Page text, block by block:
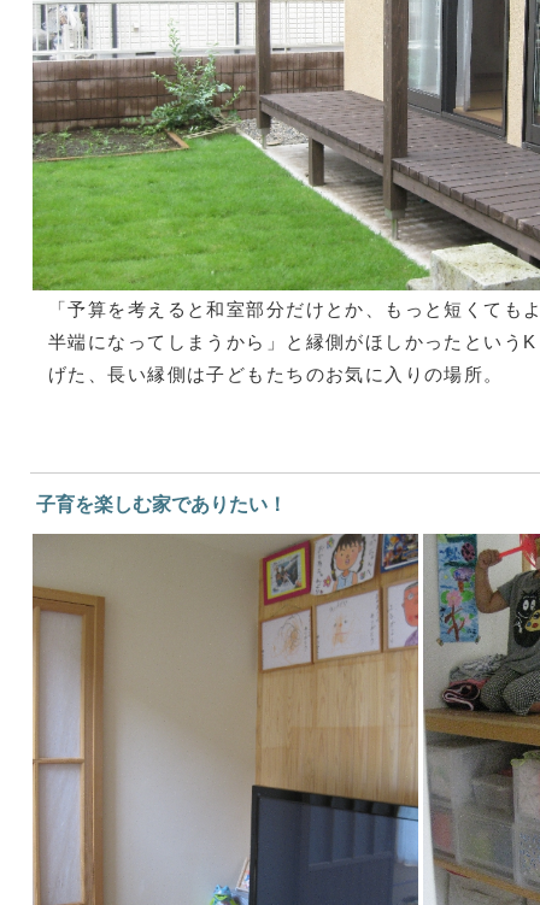
「予算を考えると和室部分だけとか、もっと短くても
半端になってしまうから」と縁側がほしかったという
げた、長い縁側は子どもたちのお気に入りの場所。
子育を楽しむ家でありたい！